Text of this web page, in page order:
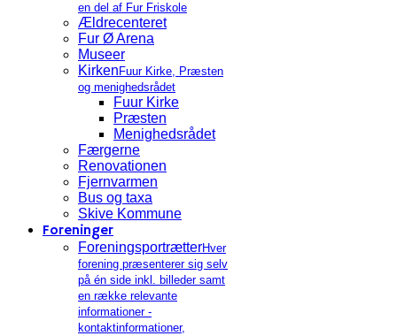
en del af Fur Friskole
Ældrecenteret
Fur Ø Arena
Museer
Kirken Fuur Kirke, Præsten
og menighedsrådet
Fuur Kirke
Præsten
Menighedsrådet
Færgerne
Renovationen
Fjernvarmen
Bus og taxa
Skive Kommune
Foreninger
ForeningsportrætterHver
forening præsenterer sig selv
på én side inkl. billeder samt
en række relevante
informationer -
kontaktinformationer,